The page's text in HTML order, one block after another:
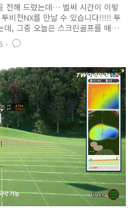
전해 드렸는데… 벌써 시간이 이렇
비전NX를 만날 수 있습니다!!!!! 투
데, 그중 오늘은 스크린골프를 매끄
’ 기능을 만나봅시다! 체중이동분석
을 할 때, 40:60, 50:50, 70:30을 들
, 내 스윙이 이상적인 체중이동이
바로~ 투비전NX에서는 내 나스
이동정보가 제공됩니다. 체중이동
시..